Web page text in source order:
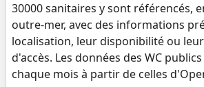
30000 sanitaires y sont référencés,
outre-mer, avec des informations
localisation, leur disponibilité ou
d'accès. Les données des WC
chaque mois à partir de celles